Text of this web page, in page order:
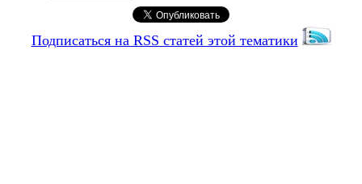
Подписаться на RSS статей этой тематики